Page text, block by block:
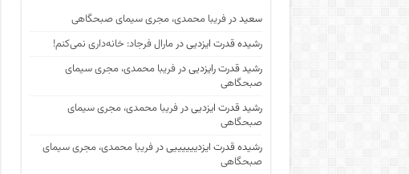
سعیددرفریبا محمدی، مجری سیمای صبحگاهی
رشیده قدرت ایزدییدرمارال فرجاد: خانه‌داری نمی‌کنم!
رشید قدرت رایزدییدرفریبا محمدی، مجری سیمای
صبحگاهی
رشید قدرت ایزدییدرفریبا محمدی، مجری سیمای
صبحگاهی
رشیده قدرت ایزدیییییییدرفریبا محمدی، مجری سیمای
صبحگاهی